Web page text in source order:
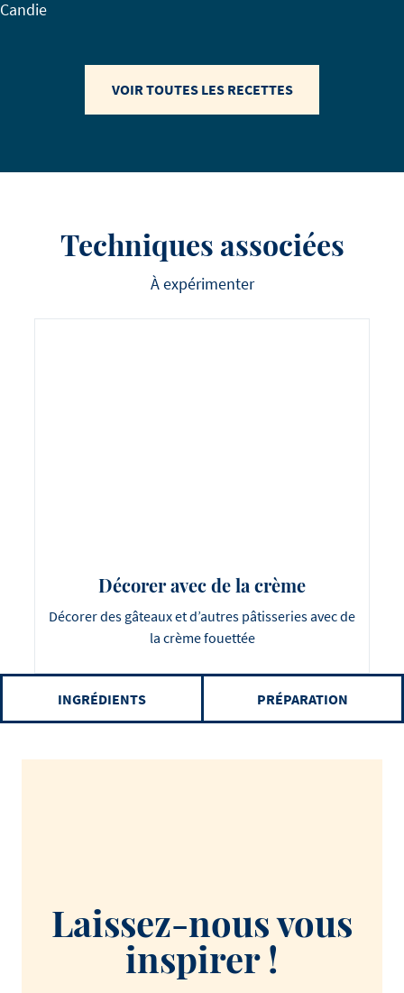
Candie
VOIR TOUTES LES RECETTES
Techniques associées
À expérimenter
Décorer avec de la crème
Décorer des gâteaux et d’autres pâtisseries avec de
la crème fouettée
INGRÉDIENTS PRÉPARATION
Laissez-nous vous
inspirer !